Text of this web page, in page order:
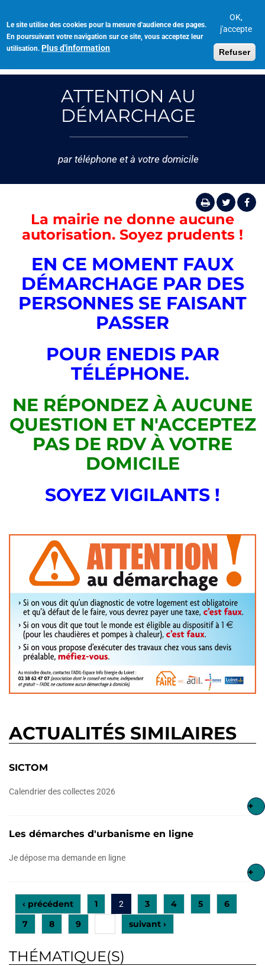
Le site utilise des cookies pour la mesure d'audience des pages.
En poursuivant votre navigation sur ce site, vous acceptez leur
utilisation. Plus d'information
OK,
j'accepte
Refuser
contenu
principal
ATTENTION AU
DÉMARCHAGE
par téléphone et à votre domicile
La mairie ne donne aucune
autorisation. Soyez prudents !
EN CE MOMENT FAUX
DÉMARCHAGE PAR DES
PERSONNES SE FAISANT
PASSER
POUR ENEDIS PAR
TÉLÉPHONE.
NE RÉPONDEZ À AUCUNE
QUESTION ET N'ACCEPTEZ
PAS DE RDV À VOTRE
DOMICILE
SOYEZ VIGILANTS !
ACTUALITÉS SIMILAIRES
SICTOM
Calendrier des collectes 2026
+
Les démarches d'urbanisme en ligne
Je dépose ma demande en ligne
+
‹ précédent 1 2 3 4 5
6
7
8 9 suivant ›
THÉMATIQUE(S)